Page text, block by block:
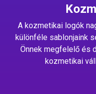
A kozmetikai logók
különféle sablonjaink
Önnek megfelelő és
kozmetikai